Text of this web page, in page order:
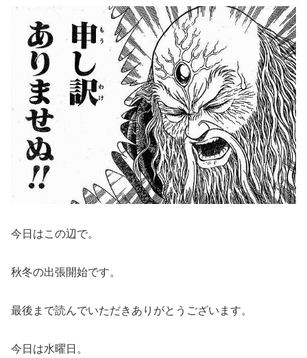
今日はこの辺で。
秋冬の出張開始です。
最後まで読んでいただきありがとうございます。
今日は水曜日。